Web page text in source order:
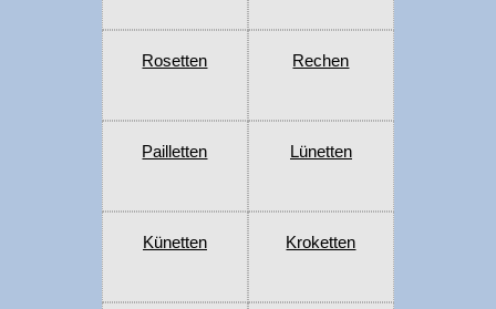
Rosetten Rechen
Pailletten Lünetten
Künetten Kroketten